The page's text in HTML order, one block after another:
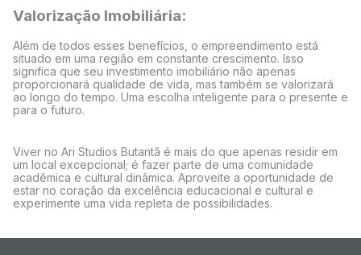
Valorização Imobiliária:
Além de todos esses benefícios, o empreendimento está
situado em uma região em constante crescimento. Isso
significa que seu investimento imobiliário não apenas
proporcionará qualidade de vida, mas também se valorizará
ao longo do tempo. Uma escolha inteligente para o presente e
para o futuro.
Viver no Ari Studios Butantã é mais do que apenas residir em
um local excepcional; é fazer parte de uma comunidade
acadêmica e cultural dinâmica. Aproveite a oportunidade de
estar no coração da excelência educacional e cultural e
experimente uma vida repleta de possibilidades.